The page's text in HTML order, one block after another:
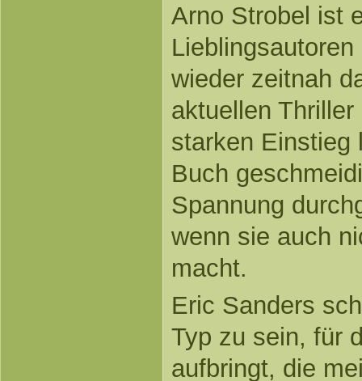
Arno Strobel ist
wieder zeitnah
aktuellen
starken Einstieg
Buch
Spannung
wenn sie auch
macht.
Eric Sanders
Typ zu sein, für
aufbringt, die